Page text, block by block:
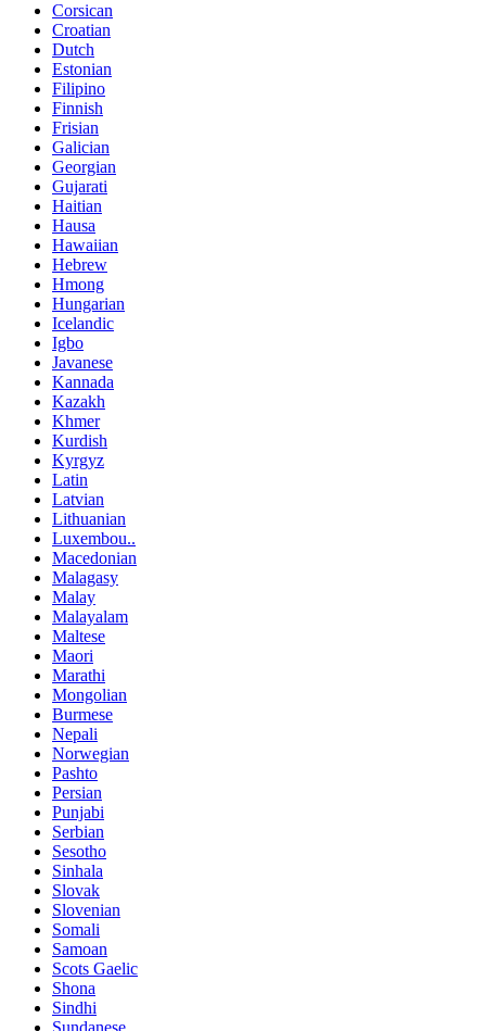
Corsican
Croatian
Dutch
Estonian
Filipino
Finnish
Frisian
Galician
Georgian
Gujarati
Haitian
Hausa
Hawaiian
Hebrew
Hmong
Hungarian
Icelandic
Igbo
Javanese
Kannada
Kazakh
Khmer
Kurdish
Kyrgyz
Latin
Latvian
Lithuanian
Luxembou..
Macedonian
Malagasy
Malay
Malayalam
Maltese
Maori
Marathi
Mongolian
Burmese
Nepali
Norwegian
Pashto
Persian
Punjabi
Serbian
Sesotho
Sinhala
Slovak
Slovenian
Somali
Samoan
Scots Gaelic
Shona
Sindhi